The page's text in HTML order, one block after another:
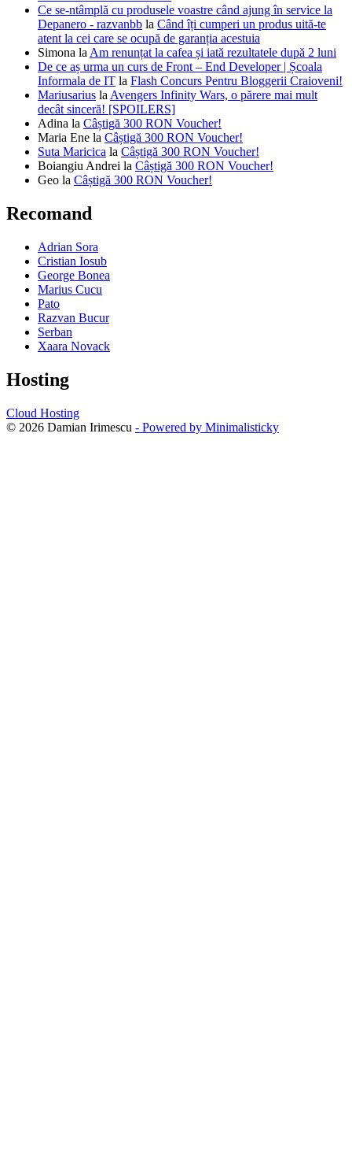
Ce se-ntâmplă cu produsele voastre când ajung în service la
Depanero - razvanbb la Când îți cumperi un produs uită-te
atent la cei care se ocupă de garanția acestuia
Simona la Am renunțat la cafea și iată rezultatele după 2 luni
De ce aș urma un curs de Front – End Developer | Școala
Informala de IT la Flash Concurs Pentru Bloggerii Craioveni!
Mariusarius la Avengers Infinity Wars, o părere mai mult
decât sinceră! [SPOILERS]
Adina la Câștigă 300 RON Voucher!
Maria Ene la Câștigă 300 RON Voucher!
Suta Maricica la Câștigă 300 RON Voucher!
Boiangiu Andrei la Câștigă 300 RON Voucher!
Geo la Câștigă 300 RON Voucher!
Recomand
Adrian Sora
Cristian Iosub
George Bonea
Marius Cucu
Pato
Razvan Bucur
Serban
Xaara Novack
Hosting
Cloud Hosting
© 2026 Damian Irimescu - Powered by Minimalisticky